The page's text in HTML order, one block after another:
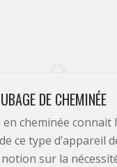
DE CHEMINÉE
cheminée connait
ce type d’appareil
sur la